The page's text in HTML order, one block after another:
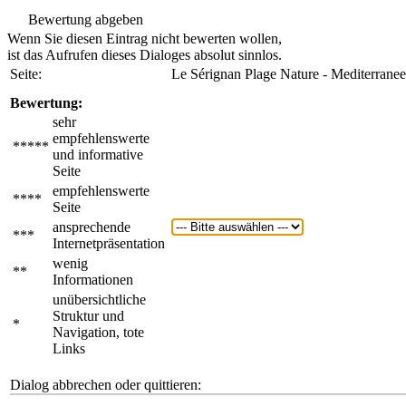
Bewertung abgeben
Wenn Sie diesen Eintrag nicht bewerten wollen,
ist das Aufrufen dieses Dialoges absolut sinnlos.
Seite:
Le Sérignan Plage Nature - Mediterranee
Bewertung:
*****
sehr
empfehlenswerte
und informative
Seite
****
empfehlenswerte
Seite
***
ansprechende
Internetpräsentation
**
wenig
Informationen
*
unübersichtliche
Struktur und
Navigation, tote
Links
Dialog abbrechen oder quittieren: